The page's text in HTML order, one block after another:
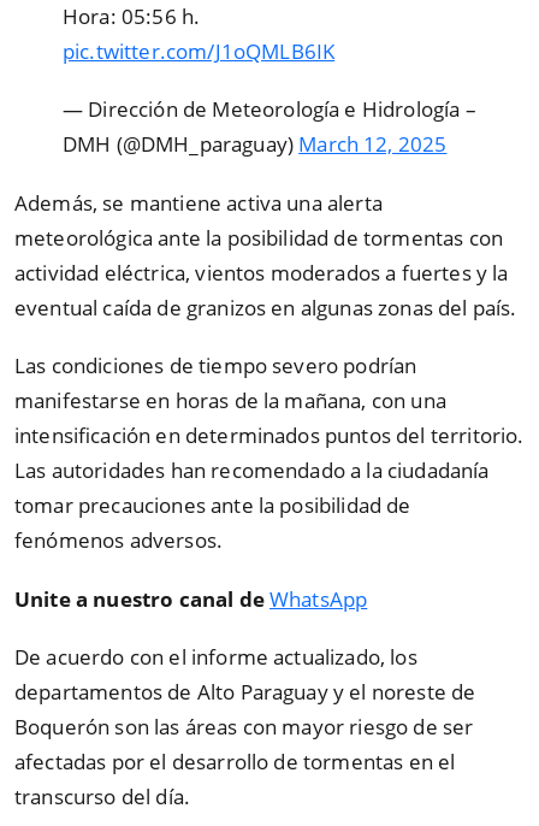
Hora: 05:56 h.
pic.twitter.com/J1oQMLB6IK
— Dirección de Meteorología e Hidrología –
DMH (@DMH_paraguay) March 12, 2025
Además, se mantiene activa una alerta
meteorológica ante la posibilidad de tormentas con
actividad eléctrica, vientos moderados a fuertes y la
eventual caída de granizos en algunas zonas del país.
Las condiciones de tiempo severo podrían
manifestarse en horas de la mañana, con una
intensificación en determinados puntos del territorio.
Las autoridades han recomendado a la ciudadanía
tomar precauciones ante la posibilidad de
fenómenos adversos.
Unite a nuestro canal deWhatsApp
De acuerdo con el informe actualizado, los
departamentos de Alto Paraguay y el noreste de
Boquerón son las áreas con mayor riesgo de ser
afectadas por el desarrollo de tormentas en el
transcurso del día.